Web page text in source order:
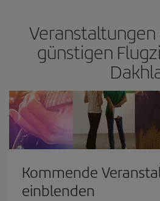
günstigen
Kommende
einblenden